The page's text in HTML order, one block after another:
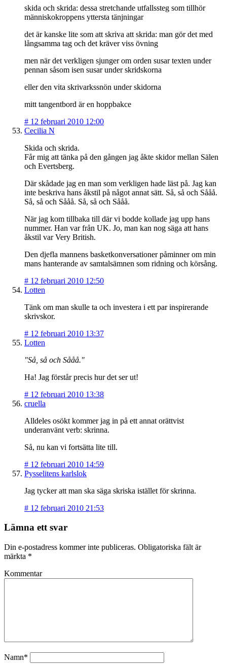
skida och skrida: dessa stretchande utfallssteg som tillhör
människokroppens yttersta tänjningar
det är kanske lite som att skriva att skrida: man gör det med
långsamma tag och det kräver viss övning
men när det verkligen sjunger om orden susar texten under
pennan såsom isen susar under skridskorna
eller den vita skrivarkssnön under skidorna
mitt tangentbord är en hoppbakce
# 12 februari 2010 12:00
Cecilia N
Skida och skrida.
Får mig att tänka på den gången jag åkte skidor mellan Sälen
och Evertsberg.
Där skådade jag en man som verkligen hade läst på. Jag kan
inte beskriva hans åkstil på något annat sätt. Så, så och Sååå.
Så, så och Sååå. Så, så och Sååå.
När jag kom tillbaka till där vi bodde kollade jag upp hans
nummer. Han var från UK. Jo, man kan nog säga att hans
åkstil var Very British.
Den djefla mannens basketkonversationer påminner om min
mans hanterande av samtalsämnen som ridning och körsång.
# 12 februari 2010 12:50
Lotten
Tänk om man skulle ta och investera i ett par inspirerande
skrivskor.
# 12 februari 2010 13:37
Lotten
"Så, så och Sååå."
Ha! Jag förstår precis hur det ser ut!
# 12 februari 2010 13:38
cruella
Alldeles osökt kommer jag in på ett annat orättvist
underanvänt verb: skrinna.
Så, nu kan vi fortsätta lite till.
# 12 februari 2010 14:59
Pysselitens karlslok
Jag tycker att man ska säga skriska istället för skrinna.
# 12 februari 2010 21:53
Lämna ett svar
Din e-postadress kommer inte publiceras. Obligatoriska fält är
märkta *
Kommentar
Namn*